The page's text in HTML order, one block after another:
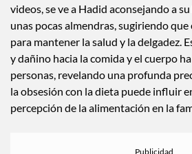
una actitud extrema hacia la
videos, se ve a Hadid aconsejando a
unas pocas almendras, sugiriendo
para mantener la salud y la delgadez.
y dañino hacia la comida y el cuerpo
personas, revelando una profunda
la obsesión con la dieta puede influir